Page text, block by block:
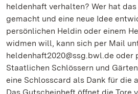
heldenhaft verhalten? Wer hat
gemacht und eine neue Idee
persönlichen Heldin oder einem
widmen will, kann sich per Mail
heldenhaft2020@ssg.bwl.de oder
Staatlichen Schlössern und
eine Schlosscard als Dank für die